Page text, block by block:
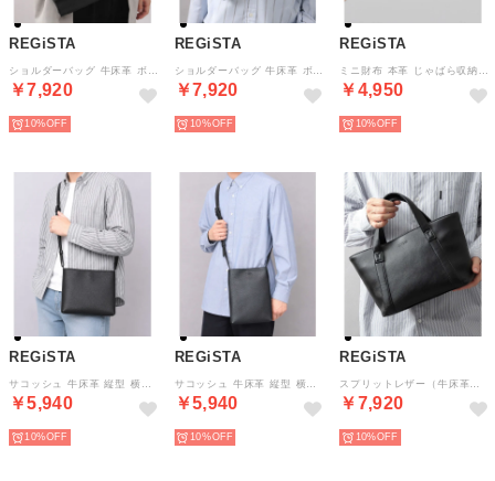
REGiSTA
￥7,920
10%
REGiSTA
￥7,920
10%
REGiSTA
￥4,950
10%
REGiSTA
￥5,940
10%
REGiSTA
￥5,940
10%
REGiSTA
￥7,920
10%